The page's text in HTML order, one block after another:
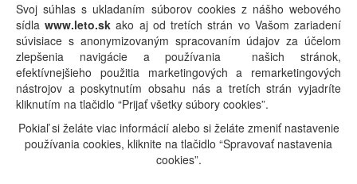
Detail pobytu| Overiť dostupnosť a cenu
Svoj súhlas s ukladaním súborov cookies z nášho webového
sídlawww.leto.sk ako aj od tretích strán vo Vašom zariadení
súvisiace s anonymizovaným spracovaním údajov za účelom
zlepšenia navigácie a používania našich stránok,
efektívnejšieho použitia marketingových a remarketingových
nástrojov a poskytnutím obsahu nás a tretích strán vyjadríte
kliknutím na tlačidlo “Prijať všetky súbory cookies”.
Pokiaľ si želáte viac informácií alebo si želáte zmeniť nastavenie
používania cookies, kliknite na tlačidlo “Spravovať nastavenia
cookies”.